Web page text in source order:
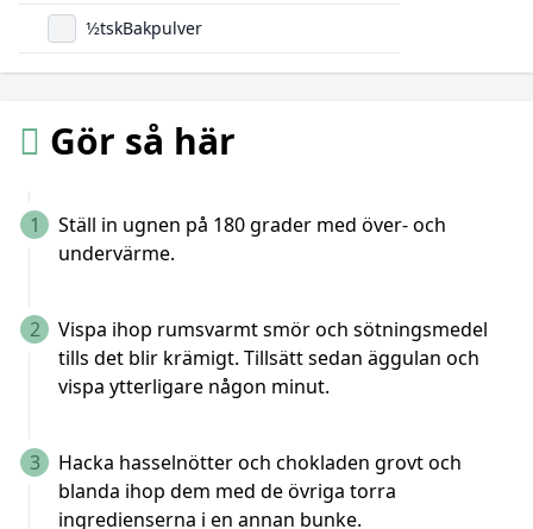
1/2tskBakpulver
Gör så här
1
Ställ in ugnen på 180 grader med över- och
undervärme.
2
Vispa ihop rumsvarmt smör och sötningsmedel
tills det blir krämigt. Tillsätt sedan äggulan och
vispa ytterligare någon minut.
3
Hacka hasselnötter och chokladen grovt och
blanda ihop dem med de övriga torra
ingredienserna i en annan bunke.